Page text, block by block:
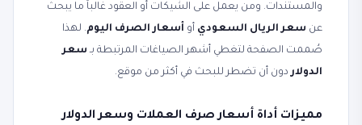
والمستندات. ومن يعمل على الشيكات أو العقود غالباً ما يبحث
عن سعر الريال السعودي أو أسعار الصرف اليوم. لهذا
صُممت الصفحة لتغطي أشهر الصياغات المرتبطة بـ سعر
الدولاردون أن تضطر للبحث في أكثر من موقع.
مميزات أداة أسعار صرف العملات وسعر الدولار